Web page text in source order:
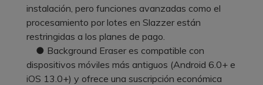
instalación, pero funciones avanzadas como el
procesamiento por lotes en Slazzer están
restringidas a los planes de pago.
● Background Eraser es compatible con
dispositivos móviles más antiguos (Android 6.0+ e
iOS 13.0+) y ofrece una suscripción económica